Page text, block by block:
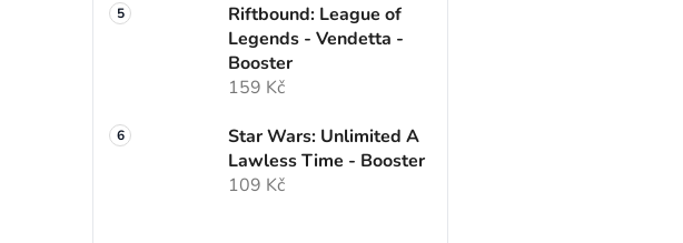
Riftbound: League of
Legends - Vendetta -
Booster
159 Kč
Star Wars: Unlimited A
Lawless Time - Booster
109 Kč